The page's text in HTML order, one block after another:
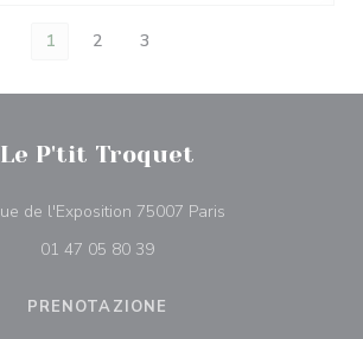
1 2 3
Le P'tit Troquet
de l'Exposition 75007 Paris((apre una nuova
01 47 05 80 39
PRENOTAZIONE